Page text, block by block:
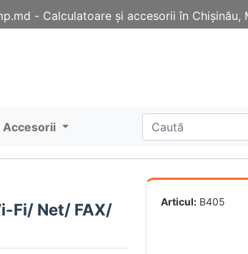
- Сalculatoare și accesorii în Chișinău,
Accesorii
Fi/ Net/ FAX/
Articul: B405